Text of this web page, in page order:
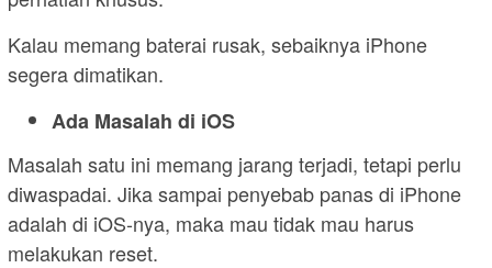
Kalau memang baterai rusak, sebaiknya iPhone
segera dimatikan.
Ada Masalah di iOS
Masalah satu ini memang jarang terjadi, tetapi perlu
diwaspadai. Jika sampai penyebab panas di iPhone
adalah di iOS-nya, maka mau tidak mau harus
melakukan reset.